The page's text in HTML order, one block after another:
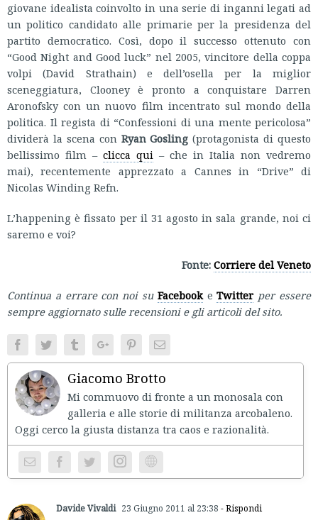
giovane idealista coinvolto in una serie di inganni legati ad
un politico candidato alle primarie per la presidenza del
partito democratico. Così, dopo il successo ottenuto con
“Good Night and Good luck” nel 2005, vincitore della coppa
volpi (David Strathain) e dell’osella per la miglior
sceneggiatura, Clooney è pronto a conquistare Darren
Aronofsky con un nuovo film incentrato sul mondo della
politica. Il regista di “Confessioni di una mente pericolosa”
dividerà la scena con Ryan Gosling (protagonista di questo
bellissimo film – clicca qui – che in Italia non vedremo
mai), recentemente apprezzato a Cannes in “Drive” di
Nicolas Winding Refn.
L’happening è fissato per il 31 agosto in sala grande, noi ci
saremo e voi?
Fonte: Corriere del Veneto
Continua a errare con noi su Facebook e Twitter per essere
sempre aggiornato sulle recensioni e gli articoli del sito.
FacebookTwitter TumblrGoogle+PinterestEmail
Giacomo Brotto
Mi commuovo di fronte a un monosala con
galleria e alle storie di militanza arcobaleno.
Oggi cerco la giusta distanza tra caos e razionalità.
InstagramWebsite
Davide Vivaldi 23 Giugno 2011 al 23:38 - Rispondi